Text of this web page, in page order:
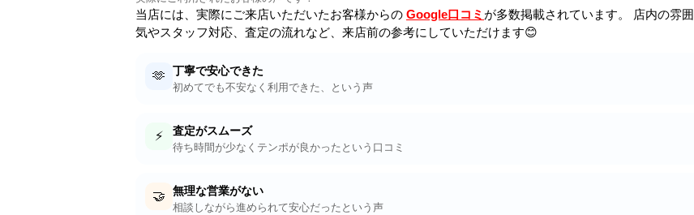
当店には、実際にご来店いただいたお客様からの Google口コミ が多数掲載されています。 店内の雰囲
気やスタッフ対応、査定の流れなど、来店前の参考にしていただけます😊
🫶 丁寧で安心できた
初めてでも不安なく利用できた、という声
⚡ 査定がスムーズ
待ち時間が少なくテンポが良かったという口コミ
🤝 無理な営業がない
相談しながら進められて安心だったという声